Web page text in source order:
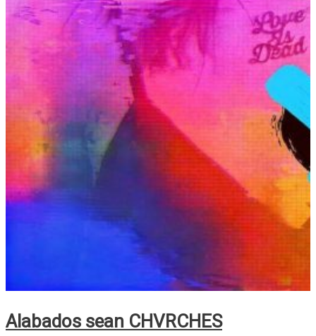
Alabados sean CHVRCHES